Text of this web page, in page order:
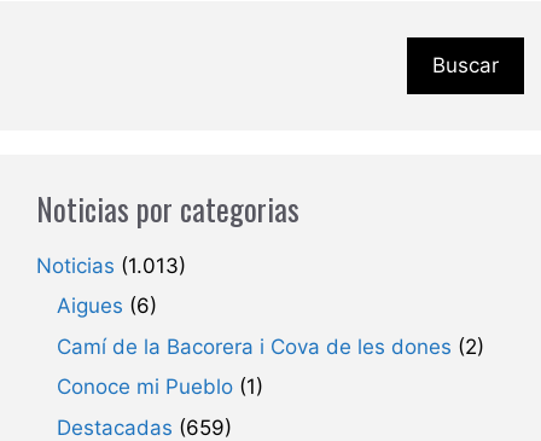
Buscar
Noticias por categorias
Noticias (1.013)
Aigues (6)
Camí de la Bacorera i Cova de les dones (2)
Conoce mi Pueblo (1)
Destacadas (659)